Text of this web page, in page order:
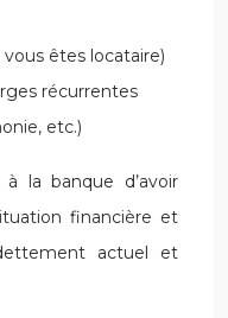
êtes locataire)
récurrentes
etc.)
la banque d’avoir
financière et
actuel et